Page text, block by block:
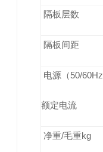
隔板层数
隔板间距
电源（50/60Hz
额定电流
净重/毛重kg